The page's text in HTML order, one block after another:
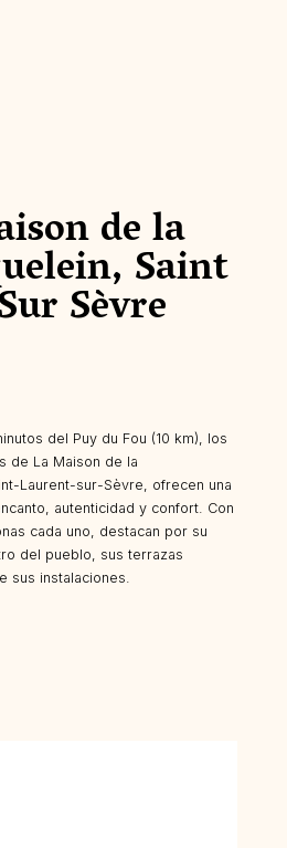
de la
Saint
Sèvre
del Puy du Fou (10 km), los
de La Maison de la
Laurent-sur-Sèvre, ofrecen una
autenticidad y confort. Con
cada uno, destacan por su
del pueblo, sus terrazas
sus instalaciones.